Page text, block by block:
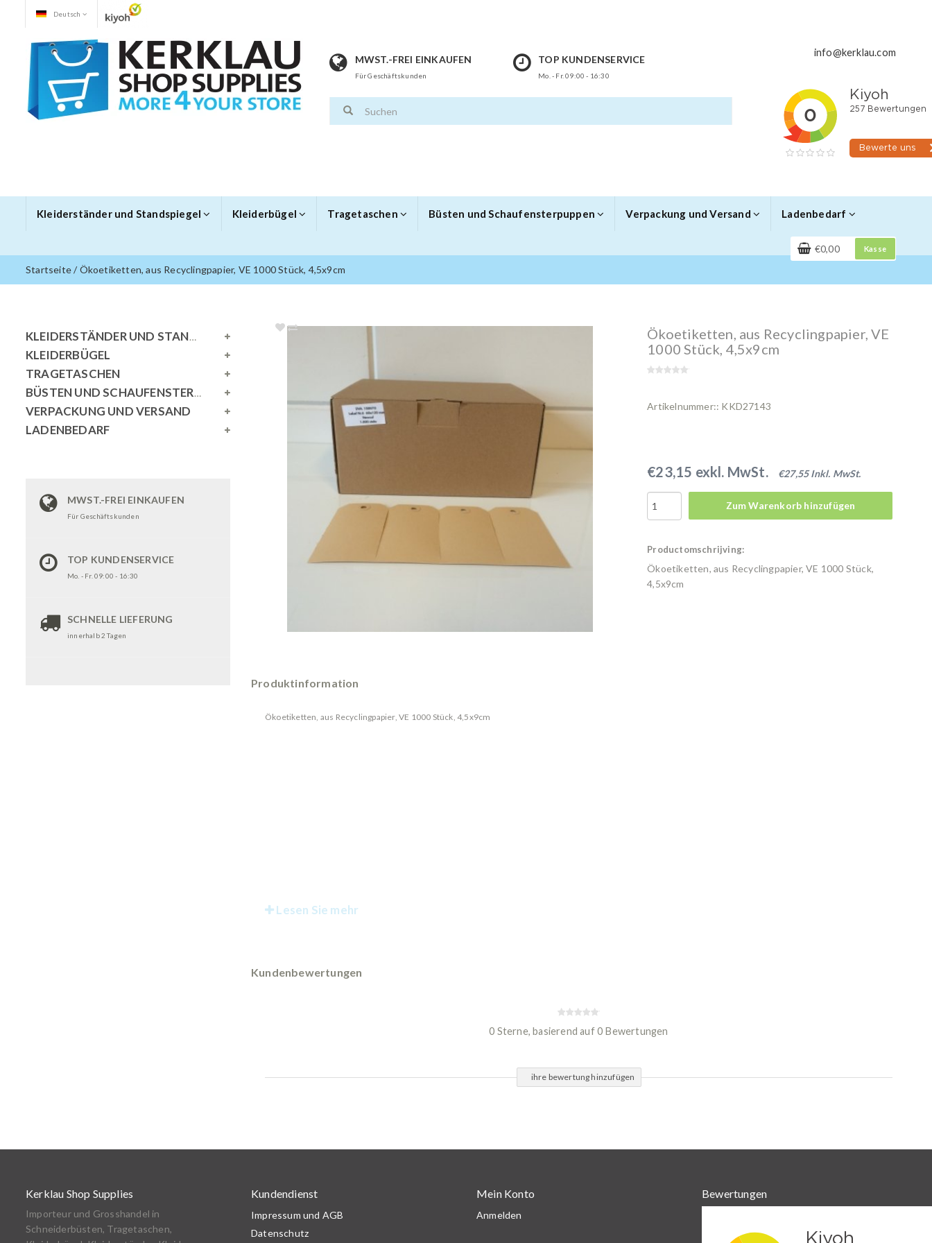
Deutsch
MWST.-FREI EINKAUFEN
Für Geschäftskunden
TOP KUNDENSERVICE
Mo. - Fr. 09:00 - 16:30
info@kerklau.com
Kleiderständer und Standspiegel Kleiderbügel Tragetaschen Büsten und Schaufensterpuppen Verpackung und Versand Ladenbedarf
€0,00 Kasse
Startseite/Ökoetiketten, aus Recyclingpapier, VE 1000 Stück, 4,5x9cm
KLEIDERSTÄNDER UND STANDSPIEGEL
KLEIDERBÜGEL
TRAGETASCHEN
BÜSTEN UND SCHAUFENSTERPUPPEN
VERPACKUNG UND VERSAND
LADENBEDARF
MWST.-FREI EINKAUFEN
Für Geschäftskunden
TOP KUNDENSERVICE
Mo. - Fr. 09:00 - 16:30
SCHNELLE LIEFERUNG
innerhalb 2 Tagen
Ökoetiketten, aus Recyclingpapier, VE
1000 Stück, 4,5x9cm
Artikelnummer:: KKD27143
€23,15 exkl. MwSt. €27,55 Inkl. MwSt.
Zum Warenkorb hinzufügen
Productomschrijving:
Ökoetiketten, aus Recyclingpapier, VE 1000 Stück,
4,5x9cm
Produktinformation
Ökoetiketten, aus Recyclingpapier, VE 1000 Stück, 4,5x9cm
Lesen Sie mehr
Kundenbewertungen
0 Sterne, basierend auf 0 Bewertungen
ihre bewertung hinzufügen
Kerklau Shop Supplies
Importeur und Grosshandel in
Schneiderbüsten, Tragetaschen,
Kundendienst
Impressum und AGB
Datenschutz
Mein Konto
Anmelden
Bewertungen